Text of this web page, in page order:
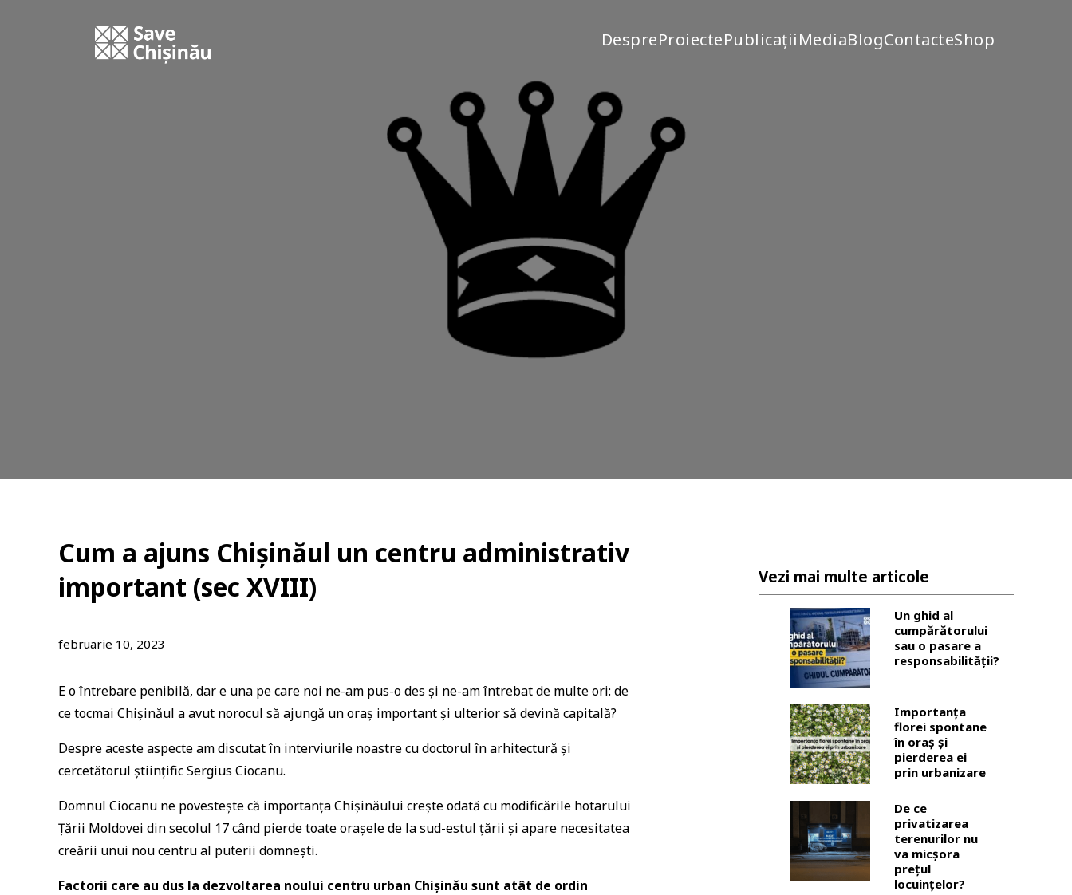
DespreProiectePublicațiiMediaBlogContacteShop
Cum a ajuns Chișinăul un centru administrativ
important (sec XVIII)
februarie 10, 2023
E o întrebare penibilă, dar e una pe care noi ne-am pus-o des și ne-am întrebat de multe ori: de
ce tocmai Chișinăul a avut norocul să ajungă un oraș important și ulterior să devină capitală?
Despre aceste aspecte am discutat în interviurile noastre cu doctorul în arhitectură și
cercetătorul științific Sergius Ciocanu.
Domnul Ciocanu ne povestește că importanța Chișinăului crește odată cu modificările hotarului
Țării Moldovei din secolul 17 când pierde toate orașele de la sud-estul țării și apare necesitatea
creării unui nou centru al puterii domnești.
Factorii care au dus la dezvoltarea noului centru urban Chișinău sunt atât de ordin
Vezi mai multe articole
Un ghid al
cumpărătorului
sau o pasare a
responsabilității?
Importanța
florei spontane
în oraș și
pierderea ei
prin urbanizare
De ce
privatizarea
terenurilor nu
va micșora
prețul
locuințelor?